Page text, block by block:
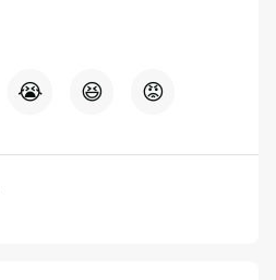
😭 😆 😡